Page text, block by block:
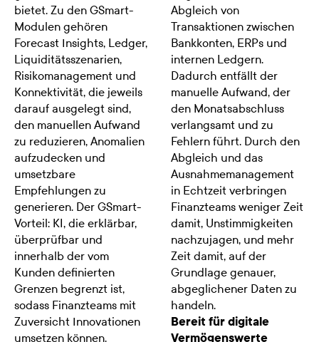
bietet. Zu den GSmart-
Modulen gehören
Forecast Insights, Ledger,
Liquiditätsszenarien,
Risikomanagement und
Konnektivität, die jeweils
darauf ausgelegt sind,
den manuellen Aufwand
zu reduzieren, Anomalien
aufzudecken und
umsetzbare
Empfehlungen zu
generieren. Der GSmart-
Vorteil: KI, die erklärbar,
überprüfbar und
innerhalb der vom
Kunden definierten
Grenzen begrenzt ist,
sodass Finanzteams mit
Zuversicht Innovationen
umsetzen können.
Abgleich von
Transaktionen zwischen
Bankkonten, ERPs und
internen Ledgern.
Dadurch entfällt der
manuelle Aufwand, der
den Monatsabschluss
verlangsamt und zu
Fehlern führt. Durch den
Abgleich und das
Ausnahmemanagement
in Echtzeit verbringen
Finanzteams weniger Zeit
damit, Unstimmigkeiten
nachzujagen, und mehr
Zeit damit, auf der
Grundlage genauer,
abgeglichener Daten zu
handeln.
Bereit für digitale
Vermögenswerte